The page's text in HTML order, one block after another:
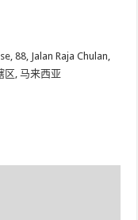
88, Jalan Raja Chulan,
区, 马来西亚